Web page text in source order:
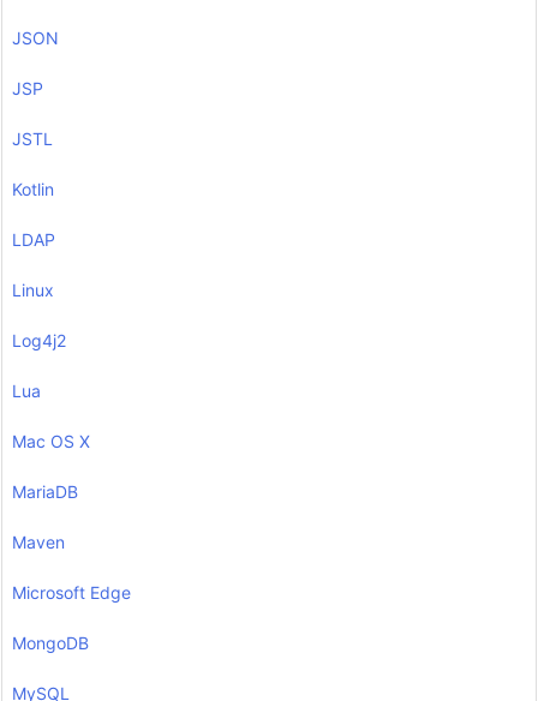
JSON
JSP
JSTL
Kotlin
LDAP
Linux
Log4j2
Lua
Mac OS X
MariaDB
Maven
Microsoft Edge
MongoDB
MySQL